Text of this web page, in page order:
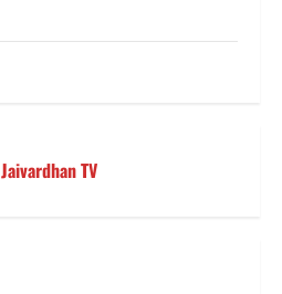
Jaivardhan TV